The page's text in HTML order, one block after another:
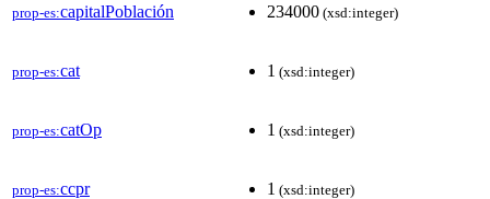
prop-es:capitalPoblación 234000 (xsd:integer)
prop-es:cat 1 (xsd:integer)
prop-es:catOp 1 (xsd:integer)
prop-es:ccpr 1 (xsd:integer)